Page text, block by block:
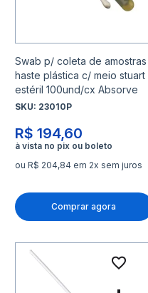
Swab p/ coleta de amostras
haste plástica c/ meio stuart
estéril 100und/cx Absorve
SKU: 23010P
R$ 194,60
ou R$ 204,84 em 2x sem juros
Comprar agora